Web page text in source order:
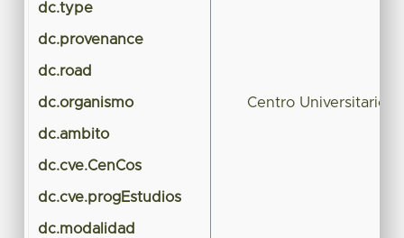
dc.type
dc.provenance
dc.road
dc.organismo Centro Universitario
dc.ambito
dc.cve.CenCos
dc.cve.progEstudios
dc.modalidad